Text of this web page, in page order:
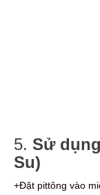
5. Sử
Su)
+Đặt pittông vào